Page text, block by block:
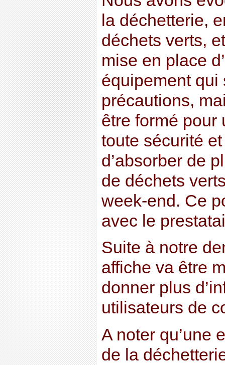
la déchetterie,
déchets verts,
mise en place
équipement qui
précautions,
être formé pour
toute sécurité
d’absorber de
de déchets
week-end. Ce
avec le
Suite à notre
affiche va être
donner plus
utilisateurs de
A noter qu’une
de la